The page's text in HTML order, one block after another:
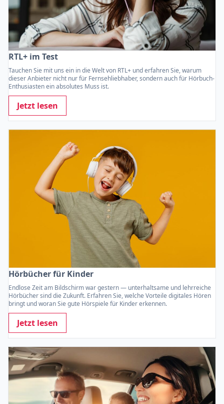
RTL+ im Test
Tauchen Sie mit uns ein in die Welt von RTL+ und erfahren Sie, warum
dieser Anbieter nicht nur für Fernsehliebhaber, sondern auch für Hörbuch-
Enthusiasten ein absolutes Muss ist.
Jetzt lesen
Hörbücher für Kinder
Endlose Zeit am Bildschirm war gestern — unterhaltsame und lehrreiche
Hörbücher sind die Zukunft. Erfahren Sie, welche Vorteile digitales Hören
bringt und woran Sie gute Hörspiele für Kinder erkennen.
Jetzt lesen